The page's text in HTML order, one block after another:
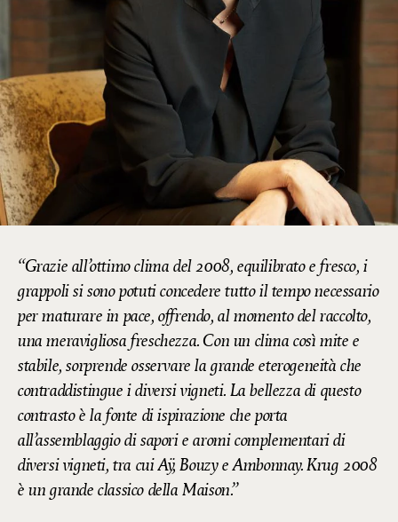
Grazie all’ottimo clima del 2008, equilibrato e fresco, i
grappoli si sono potuti concedere tutto il tempo necessario
per maturare in pace, offrendo, al momento del raccolto,
una meravigliosa freschezza. Con un clima così mite e
stabile, sorprende osservare la grande eterogeneità che
contraddistingue i diversi vigneti. La bellezza di questo
contrasto è la fonte di ispirazione che porta
all’assemblaggio di sapori e aromi complementari di
diversi vigneti, tra cui Aÿ, Bouzy e Ambonnay. Krug 2008
è un grande classico della Maison.